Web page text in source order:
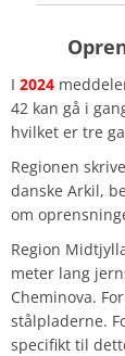
I 2024
42 kan gå i
hvilket er tre
Regionen
danske Arkil,
om
Region
meter lang
Cheminova.
stålpladerne.
specifikt til